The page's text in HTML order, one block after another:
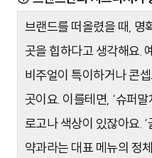
브랜드를 떠올렸을 때, 명
곳을 힙하다고 생각해요.
비주얼이 특이하거나 콘
곳이요. 이를테면, ‘슈퍼
로고나 색상이 있잖아요.
약과라는 대표 메뉴의 정